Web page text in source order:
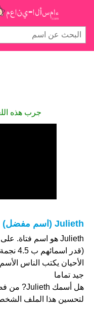
جرب هذه
Julieth (اسم مفضل)
الأحيان يكتب الناس
جيد تماما
هل أسمك Julieth? من فضلك اجب على
لتحسين هذا الملف